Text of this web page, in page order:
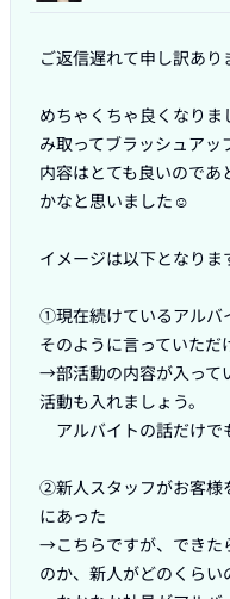
ご返信遅れて申し訳あり
めちゃくちゃ良くなり
み取ってブラッシュア
内容はとても良いので
かなと思いました☺️
イメージは以下となりま
①現在続けているアルバ
そのように言っていただ
→部活動の内容が入って
活動も入れましょう。
アルバイトの話だけで
②新人スタッフがお客様
にあった
→こちらですが、できた
のか、新人がどのくらい